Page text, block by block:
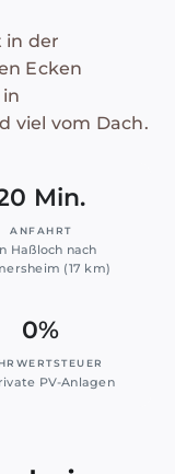
in der
Ecken
viel vom Dach.
Min.
ANFAHRT
Haßloch nach
(17 km)
0%
PV-Anlagen